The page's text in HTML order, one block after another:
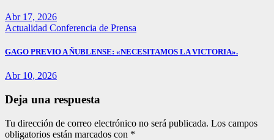
Abr 17, 2026
Actualidad Conferencia de Prensa
GAGO PREVIO A ÑUBLENSE: «NECESITAMOS LA VICTORIA».
Abr 10, 2026
Deja una respuesta
Tu dirección de correo electrónico no será publicada. Los campos
obligatorios están marcados con *